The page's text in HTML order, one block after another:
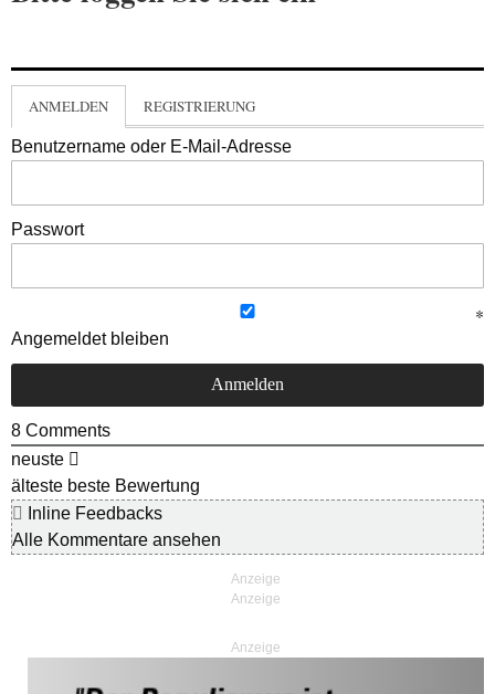
ANMELDEN REGISTRIERUNG
Benutzername oder E-Mail-Adresse
Passwort
Angemeldet bleiben
8 Comments
neuste
älteste beste Bewertung
Inline Feedbacks
Alle Kommentare ansehen
Anzeige